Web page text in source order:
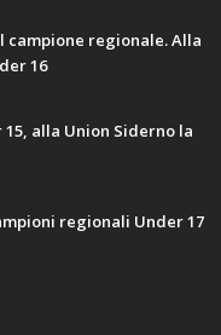
campione regionale. Alla
16
alla Union Siderno la
regionali Under 17